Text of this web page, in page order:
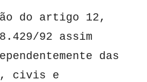
do artigo 12,
92 assim
das
civis e